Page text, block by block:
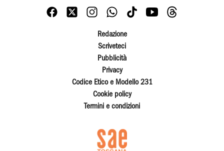
Redazione
Scriveteci
Pubblicità
Privacy
Codice Etico e Modello 231
Cookie policy
Termini e condizioni